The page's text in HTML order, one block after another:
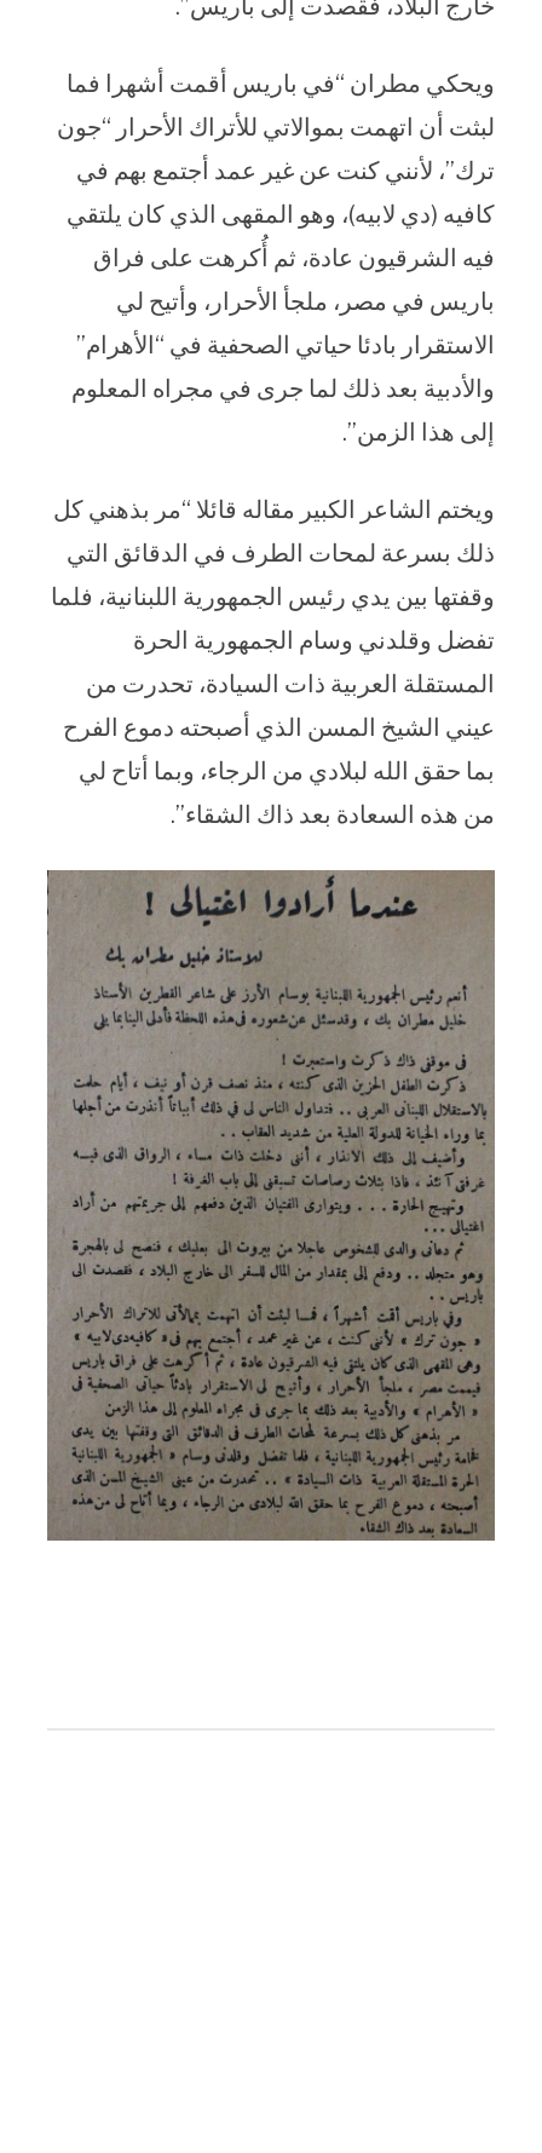
خارج البلاد، فقصدت إلى باريس”.
ويحكي مطران “في باريس أقمت أشهرا فما
لبثت أن اتهمت بموالاتي للأتراك الأحرار “جون
ترك”، لأنني كنت عن غير عمد أجتمع بهم في
كافيه (دي لابيه)، وهو المقهى الذي كان يلتقي
فيه الشرقيون عادة، ثم أُكرهت على فراق
باريس في مصر، ملجأ الأحرار، وأتيح لي
الاستقرار بادئا حياتي الصحفية في “الأهرام”
والأدبية بعد ذلك لما جرى في مجراه المعلوم
إلى هذا الزمن”.
ويختم الشاعر الكبير مقاله قائلا “مر بذهني كل
ذلك بسرعة لمحات الطرف في الدقائق التي
وقفتها بين يدي رئيس الجمهورية اللبنانية، فلما
تفضل وقلدني وسام الجمهورية الحرة
المستقلة العربية ذات السيادة، تحدرت من
عيني الشيخ المسن الذي أصبحته دموع الفرح
بما حقق الله لبلادي من الرجاء، وبما أتاح لي
من هذه السعادة بعد ذاك الشقاء”.